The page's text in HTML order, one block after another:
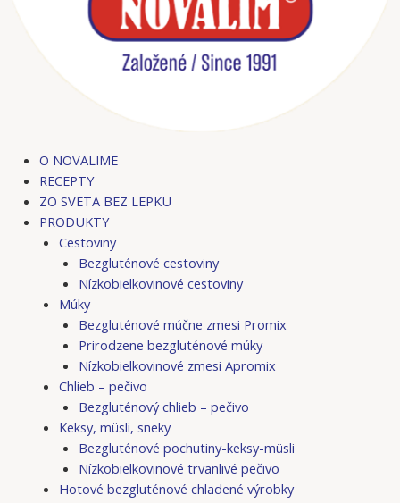
O NOVALIME
RECEPTY
ZO SVETA BEZ LEPKU
PRODUKTY
Cestoviny
Bezgluténové cestoviny
Nízkobielkovinové cestoviny
Múky
Bezgluténové múčne zmesi Promix
Prirodzene bezgluténové múky
Nízkobielkovinové zmesi Apromix
Chlieb – pečivo
Bezgluténový chlieb – pečivo
Keksy, müsli, sneky
Bezgluténové pochutiny-keksy-müsli
Nízkobielkovinové trvanlivé pečivo
Hotové bezgluténové chladené výrobky